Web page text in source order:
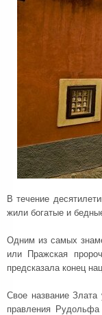
В течение
жили богатые и
Одним из самых
или Пражская
предсказала конец
Свое название Злата
правления